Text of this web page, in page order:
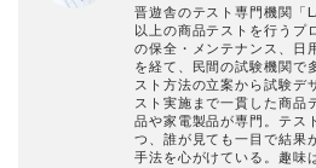
晋遊舎のテスト専門機関「
以上の商品テストを行うプ
の保全・メンテナンス、日
を経て、民間の試験機関で
スト方法の立案から試験デ
スト実施まで一貫した商品
品や家電製品が専門。テス
つ、誰が見ても一目で結果
手法を心がけている。趣味